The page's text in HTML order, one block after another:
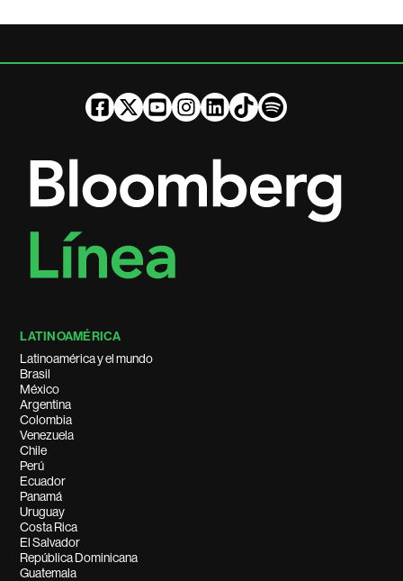
LATINOAMÉRICA
Latinoamérica y el mundo
Brasil
México
Argentina
Colombia
Venezuela
Chile
Perú
Ecuador
Panamá
Uruguay
Costa Rica
El Salvador
República Dominicana
Guatemala